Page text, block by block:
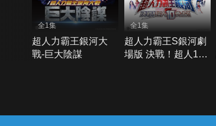
全1集
超人力霸王銀河大
戰-巨大陰謀
全1集
超人力霸王S銀河劇
場版 決戰！超人10